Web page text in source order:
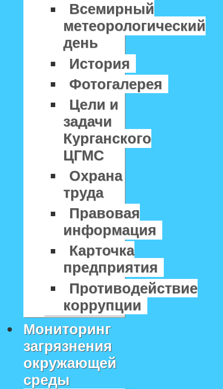
Всемирный
метеорологический
день
История
Фотогалерея
Цели и
задачи
Курганского
ЦГМС
Охрана
труда
Правовая
информация
Карточка
предприятия
Противодействие
коррупции
Мониторинг
загрязнения
окружающей
среды